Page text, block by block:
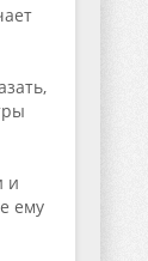
и
ему